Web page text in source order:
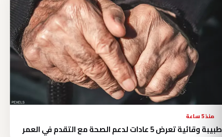
منذ 5 ساعة
طبيبة وقائية تعرض 5 عادات لدعم الصحة مع التقدم في العمر